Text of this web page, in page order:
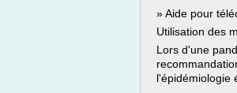
» Aide pour
Utilisation des
Lors d'une
l'épidémiologie